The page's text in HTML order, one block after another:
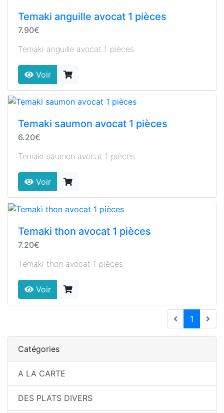
Temaki anguille avocat 1 pièces
7.90€
Temaki anguille avocat 1 pièces
Voir
Temaki saumon avocat 1 pièces
6.20€
Temaki saumon avocat 1 pièces
Voir
Temaki thon avocat 1 pièces
7.20€
Temaki thon avocat 1 pièces
Voir
1
Catégories
A LA CARTE
DES PLATS DIVERS